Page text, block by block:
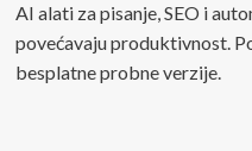
AI alati za pisanje, SEO i
povećavaju produktivnost.
besplatne probne verzije.